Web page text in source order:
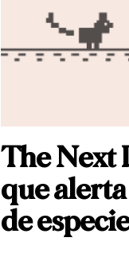
The Next
que
de